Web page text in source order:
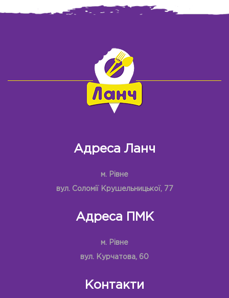
Адреса Ланч
м. Рівне
вул. Соломії Крушельницької, 77
Адреса ПМК
м. Рівне
вул. Курчатова, 60
Контакти